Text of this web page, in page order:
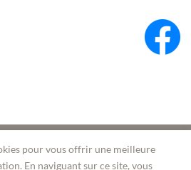
pour vous offrir une meilleure
En naviguant sur ce site, vous